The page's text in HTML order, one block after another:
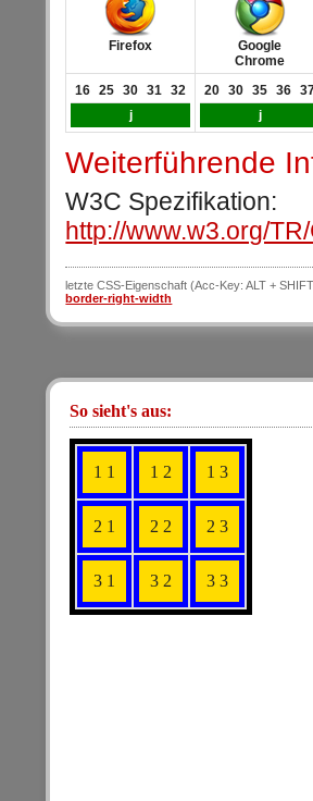
Firefox
Google
Chrome
16 25 30 31 32
j
20 30 35 36
j
Weiterführende
W3C Spezifikation:
http://www.w3.org/
letzte CSS-Eigenschaft (Acc-Key: ALT +
border-right-width
So sieht's aus:
1 1 1 2 1 3
2 1 2 2 2 3
3 1 3 2 3 3